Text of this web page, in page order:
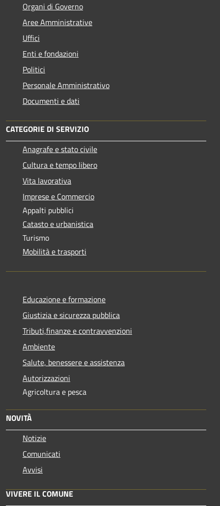
Organi di Governo
Aree Amministrative
Uffici
Enti e fondazioni
Politici
Personale Amministrativo
Documenti e dati
CATEGORIE DI SERVIZIO
Anagrafe e stato civile
Cultura e tempo libero
Vita lavorativa
Imprese e Commercio
Appalti pubblici
Catasto e urbanistica
Turismo
Mobilità e trasporti
Educazione e formazione
Giustizia e sicurezza pubblica
Tributi,finanze e contravvenzioni
Ambiente
Salute, benessere e assistenza
Autorizzazioni
Agricoltura e pesca
NOVITÀ
Notizie
Comunicati
Avvisi
VIVERE IL COMUNE